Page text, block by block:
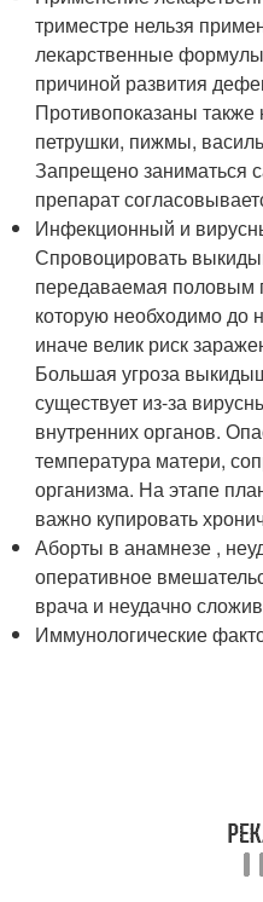
триместре нельзя
лекарственные
причиной развития
Противопоказаны
петрушки, пижмы,
Запрещено заниматься
препарат
Инфекционный и
Спровоцировать
передаваемая половым
которую необходимо до
иначе велик риск
Большая угроза
существует из-за
внутренних органов.
температура матери,
организма. На этапе
важно купировать
Аборты в анамнезе ,
оперативное
врача и неудачно
Иммунологические